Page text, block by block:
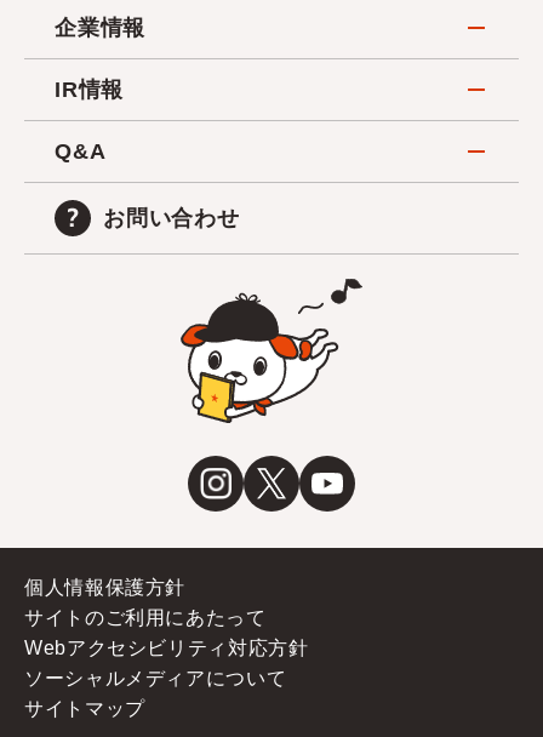
企業情報
IR情報
Q&A
お問い合わせ
個人情報保護方針
サイトのご利用にあたって
Webアクセシビリティ対応方針
ソーシャルメディアについて
サイトマップ